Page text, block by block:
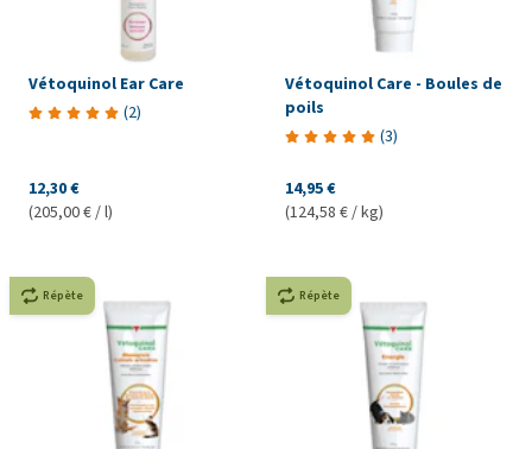
Vétoquinol Ear Care
(2)
12,30 €
(205,00 € / l)
Vétoquinol Care - Boules de
poils
(3)
14,95 €
(124,58 € / kg)
Répète Répète